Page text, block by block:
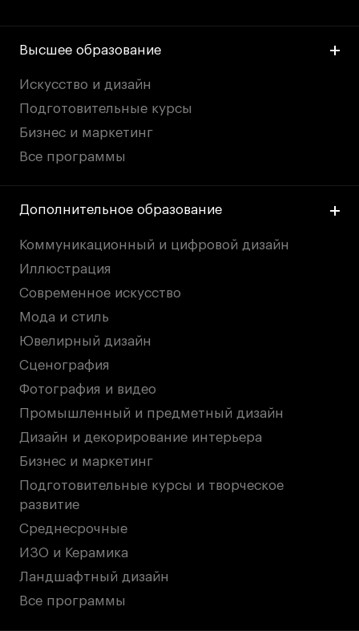
Высшее образование
Искусство и дизайн
Подготовительные курсы
Бизнес и маркетинг
Все программы
Дополнительное образование
Коммуникационный и цифровой дизайн
Иллюстрация
Современное искусство
Мода и стиль
Ювелирный дизайн
Сценография
Фотография и видео
Промышленный и предметный дизайн
Дизайн и декорирование интерьера
Бизнес и маркетинг
Подготовительные курсы и творческое
развитие
Среднесрочные
ИЗО и Керамика
Ландшафтный дизайн
Все программы